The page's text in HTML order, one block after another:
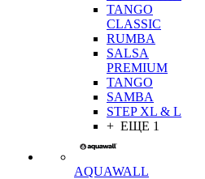
TANGO
CLASSIC
RUMBA
SALSA
PREMIUM
TANGO
SAMBA
STEP XL & L
+ ЕЩЕ 1
AQUAWALL